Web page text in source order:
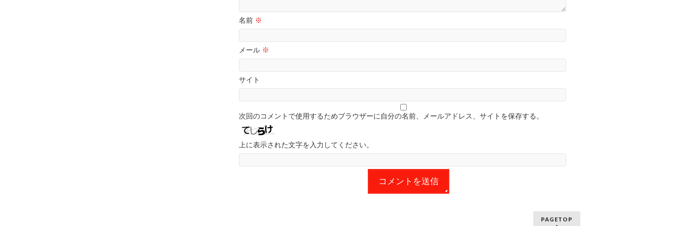
名前 ※
メール ※
サイト
次回のコメントで使用するためブラウザーに自分の名前、メールアドレス、サイトを保存する。
上に表示された文字を入力してください。
PAGETOP